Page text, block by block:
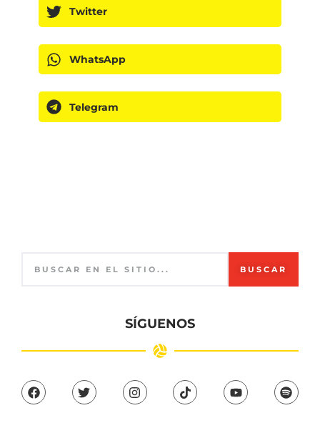
Twitter
WhatsApp
Telegram
BUSCAR
SÍGUENOS